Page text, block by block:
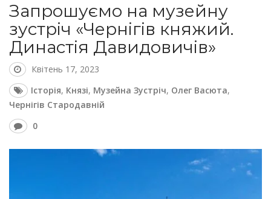
Запрошуємо на музейну
зустріч «Чернігів княжий.
Династія Давидовичів»
Квітень 17, 2023
Історія, Князі, Музейна Зустріч, Олег Васюта,
Чернігів Стародавній
0